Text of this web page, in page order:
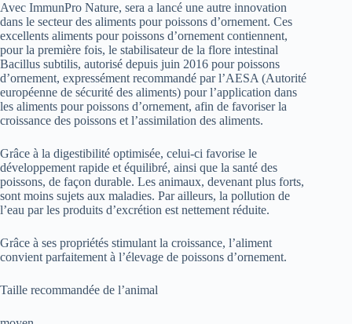
Avec ImmunPro Nature, sera a lancé une autre innovation
dans le secteur des aliments pour poissons d’ornement. Ces
excellents aliments pour poissons d’ornement contiennent,
pour la première fois, le stabilisateur de la flore intestinal
Bacillus subtilis, autorisé depuis juin 2016 pour poissons
d’ornement, expressément recommandé par l’AESA (Autorité
européenne de sécurité des aliments) pour l’application dans
les aliments pour poissons d’ornement, afin de favoriser la
croissance des poissons et l’assimilation des aliments.
Grâce à la digestibilité optimisée, celui-ci favorise le
développement rapide et équilibré, ainsi que la santé des
poissons, de façon durable. Les animaux, devenant plus forts,
sont moins sujets aux maladies. Par ailleurs, la pollution de
l’eau par les produits d’excrétion est nettement réduite.
Grâce à ses propriétés stimulant la croissance, l’aliment
convient parfaitement à l’élevage de poissons d’ornement.
Taille recommandée de l’animal